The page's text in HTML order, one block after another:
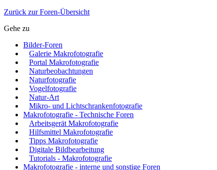
Zurück zur Foren-Übersicht
Gehe zu
Bilder-Foren
Galerie Makrofotografie
Portal Makrofotografie
Naturbeobachtungen
Naturfotografie
Vogelfotografie
Natur-Art
Mikro- und Lichtschrankenfotografie
Makrofotografie - Technische Foren
Arbeitsgerät Makrofotografie
Hilfsmittel Makrofotografie
Tipps Makrofotografie
Digitale Bildbearbeitung
Tutorials - Makrofotografie
Makrofotografie - interne und sonstige Foren